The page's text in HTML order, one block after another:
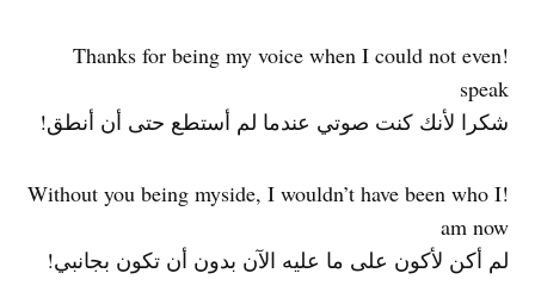
!Thanks for being my voice when I could not even
speak
شكرا لأنك كنت صوتي عندما لم أستطع حتى أن أنطق!
!Without you being myside, I wouldn’t have been who I
am now
لم أكن لأكون على ما عليه الآن بدون أن تكون بجانبي!